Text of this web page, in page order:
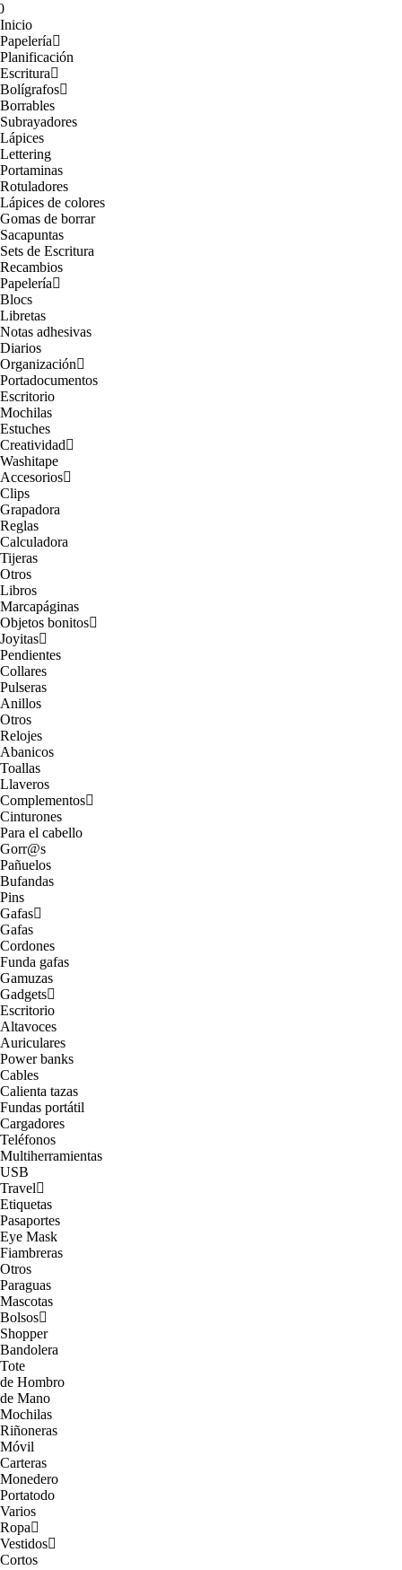
Inicio
Papelería
Planificación
Escritura
Bolígrafos
Borrables
Subrayadores
Lápices
Lettering
Portaminas
Rotuladores
Lápices de colores
Gomas de borrar
Sacapuntas
Sets de Escritura
Recambios
Papelería
Blocs
Libretas
Notas adhesivas
Diarios
Organización
Portadocumentos
Escritorio
Mochilas
Estuches
Creatividad
Washitape
Accesorios
Clips
Grapadora
Reglas
Calculadora
Tijeras
Otros
Libros
Marcapáginas
Objetos bonitos
Joyitas
Pendientes
Collares
Pulseras
Anillos
Otros
Relojes
Abanicos
Toallas
Llaveros
Complementos
Cinturones
Para el cabello
Gorr@s
Pañuelos
Bufandas
Pins
Gafas
Gafas
Cordones
Funda gafas
Gamuzas
Gadgets
Escritorio
Altavoces
Auriculares
Power banks
Cables
Calienta tazas
Fundas portátil
Cargadores
Teléfonos
Multiherramientas
USB
Travel
Etiquetas
Pasaportes
Eye Mask
Fiambreras
Otros
Paraguas
Mascotas
Bolsos
Shopper
Bandolera
Tote
de Hombro
de Mano
Mochilas
Riñoneras
Móvil
Carteras
Monedero
Portatodo
Varios
Ropa
Vestidos
Cortos